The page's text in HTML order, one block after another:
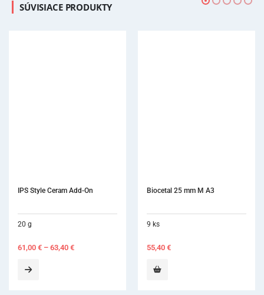
SÚVISIACE PRODUKTY
Biocetal 25 mm M A3
55,40€
Forplast Soft 2,0 mm